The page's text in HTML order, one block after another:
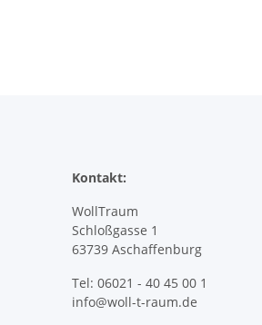
Kontakt:
WollTraum
Schloßgasse 1
63739 Aschaffenburg
Tel: 06021 - 40 45 00 1
info@woll-t-raum.de